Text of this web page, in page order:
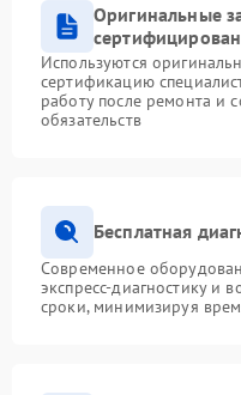
Оригинальные
Используются
сертификацию
работу после ремонта и
обязательств
Бесплатная
Современное
экспресс-диагностику и
сроки, минимизируя